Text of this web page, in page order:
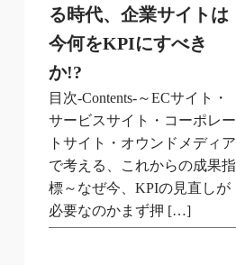
る時代、企業サイトは
今何をKPIにすべき
か!?
目次-Contents-～ECサイト・
サービスサイト・コーポレー
トサイト・オウンドメディア
で考える、これからの成果指
標～なぜ今、KPIの見直しが
必要なのかまず押 […]